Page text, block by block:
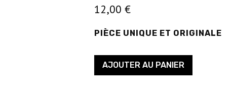
12,00 €
PIÈCE UNIQUE ET ORIGINALE
quantité
de
AJOUTER AU PANIER